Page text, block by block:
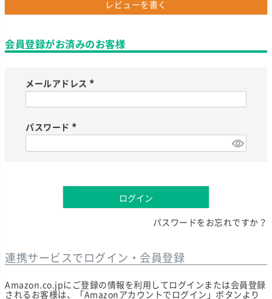
レビューを書く
会員登録がお済みのお客様
メールアドレス
必
パスワード
ログイン
パスワードをお忘れですか？
連携サービスでログイン・会員登録
Amazon.co.jpにご登録の情報を利用してログインまたは会員登録
されるお客様は、「Amazonアカウントでログイン」ボタンより